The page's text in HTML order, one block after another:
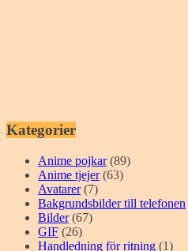
Kategorier
Anime pojkar(89)
Anime tjejer(63)
Avatarer(7)
Bakgrundsbilder till telefonen
Bilder(67)
GIF (26)
Handledning för ritning (1)